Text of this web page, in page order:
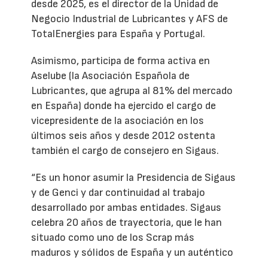
desde 2025, es el director de la Unidad de
Negocio Industrial de Lubricantes y AFS de
TotalEnergies para España y Portugal.
Asimismo, participa de forma activa en
Aselube (la Asociación Española de
Lubricantes, que agrupa al 81% del mercado
en España) donde ha ejercido el cargo de
vicepresidente de la asociación en los
últimos seis años y desde 2012 ostenta
también el cargo de consejero en Sigaus.
“Es un honor asumir la Presidencia de Sigaus
y de Genci y dar continuidad al trabajo
desarrollado por ambas entidades. Sigaus
celebra 20 años de trayectoria, que le han
situado como uno de los Scrap más
maduros y sólidos de España y un auténtico